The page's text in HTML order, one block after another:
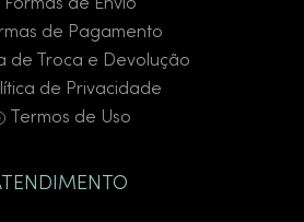
Formas de Envio
de Pagamento
de Troca e Devolução
de Privacidade
Termos de Uso